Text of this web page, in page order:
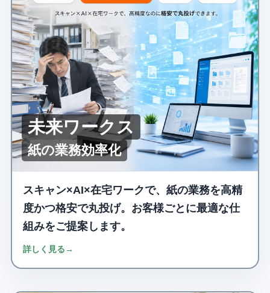
未来ワークス
紙の業務効率化
スキャン×AI×在宅ワークで、紙の業務を高精
度かつ格安で丸投げ。お客様ごとに最適な仕
組みをご提案します。
詳しく見る →